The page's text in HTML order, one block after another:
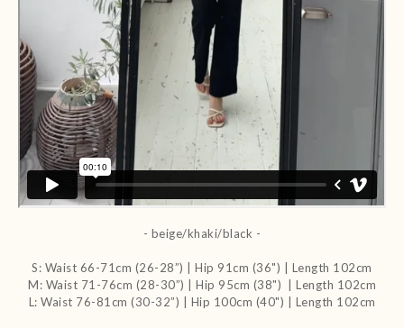
- beige/khaki/black -
S: Waist 66-71cm (26-28”) | Hip 91cm (36") | Length 102cm
M: Waist 71-76cm (28-30”) | Hip 95cm (38") | Length 102cm
L: Waist 76-81cm (30-32”) | Hip 100cm (40") | Length 102cm